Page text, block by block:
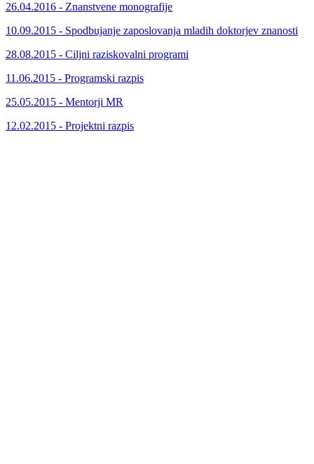
26.04.2016 - Znanstvene monografije
10.09.2015 - Spodbujanje zaposlovanja mladih doktorjev znanosti
28.08.2015 - Ciljni raziskovalni programi
11.06.2015 - Programski razpis
25.05.2015 - Mentorji MR
12.02.2015 - Projektni razpis